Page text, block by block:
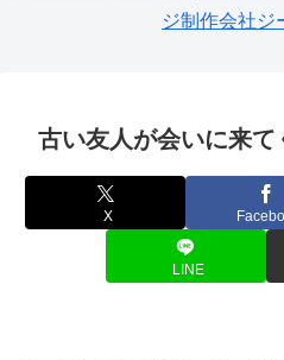
ジ制作会社ジ
古い友人が会いに来て
X
LINE